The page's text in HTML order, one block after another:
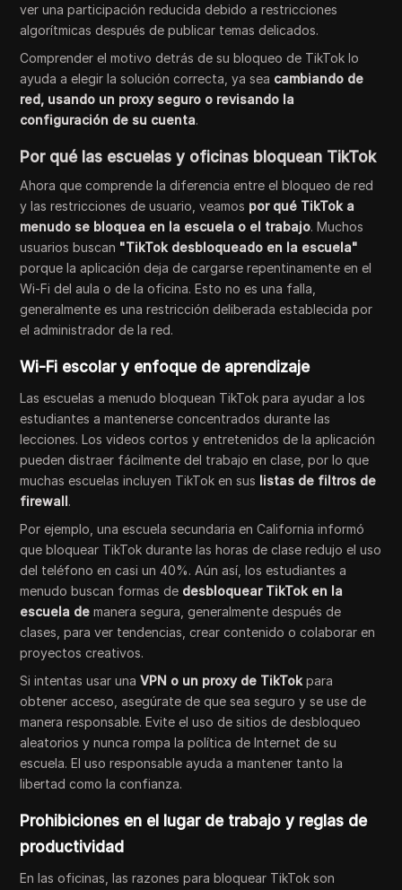
ver una participación reducida debido a restricciones
algorítmicas después de publicar temas delicados.
Comprender el motivo detrás de su bloqueo de TikTok lo
ayuda a elegir la solución correcta, ya sea cambiando de
red, usando un proxy seguro o revisando la
configuración de su cuenta.
Por qué las escuelas y oficinas bloquean TikTok
Ahora que comprende la diferencia entre el bloqueo de red
y las restricciones de usuario, veamos por qué TikTok a
menudo se bloquea en la escuela o el trabajo. Muchos
usuarios buscan "TikTok desbloqueado en la escuela"
porque la aplicación deja de cargarse repentinamente en el
Wi-Fi del aula o de la oficina. Esto no es una falla,
generalmente es una restricción deliberada establecida por
el administrador de la red.
Wi-Fi escolar y enfoque de aprendizaje
Las escuelas a menudo bloquean TikTok para ayudar a los
estudiantes a mantenerse concentrados durante las
lecciones. Los videos cortos y entretenidos de la aplicación
pueden distraer fácilmente del trabajo en clase, por lo que
muchas escuelas incluyen TikTok en sus listas de filtros de
firewall.
Por ejemplo, una escuela secundaria en California informó
que bloquear TikTok durante las horas de clase redujo el uso
del teléfono en casi un 40%. Aún así, los estudiantes a
menudo buscan formas de desbloquear TikTok en la
escuela de manera segura, generalmente después de
clases, para ver tendencias, crear contenido o colaborar en
proyectos creativos.
Si intentas usar unaVPN o un proxy de TikTok para
obtener acceso, asegúrate de que sea seguro y se use de
manera responsable. Evite el uso de sitios de desbloqueo
aleatorios y nunca rompa la política de Internet de su
escuela. El uso responsable ayuda a mantener tanto la
libertad como la confianza.
Prohibiciones en el lugar de trabajo y reglas de
productividad
En las oficinas, las razones para bloquear TikTok son